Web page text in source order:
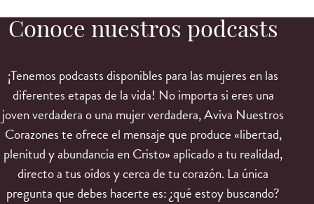
Conoce nuestros podcasts
¡Tenemos podcasts disponibles para las mujeres en las
diferentes etapas de la vida! No importa si eres una
joven verdadera o una mujer verdadera, Aviva Nuestros
Corazones te ofrece el mensaje que produce «libertad,
plenitud y abundancia en Cristo» aplicado a tu realidad,
directo a tus oídos y cerca de tu corazón. La única
pregunta que debes hacerte es: ¿qué estoy buscando?